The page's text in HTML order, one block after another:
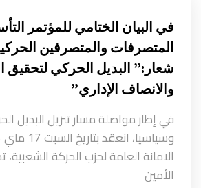
في البيان الختامي للمؤتمر
المتصرفات والمتصرفين
شعار:” البديل الحركي لتحقيق
والانصاف الإداري”
في إطار مواصلة مسار تنزيل البديل
الامانة العامة لحزب الحركة
الأمين